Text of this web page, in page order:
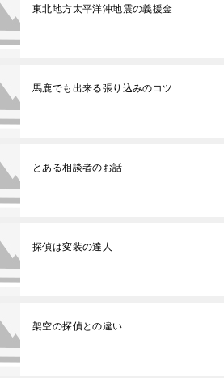
東北地方太平洋沖地震の義援金
馬鹿でも出来る張り込みのコツ
とある相談者のお話
探偵は変装の達人
架空の探偵との違い